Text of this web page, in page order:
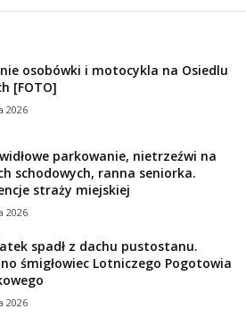
osobówki i motocykla na Osiedlu
[FOTO]
2026
parkowanie, nietrzeźwi na
schodowych, ranna seniorka.
straży miejskiej
2026
spadł z dachu pustostanu.
śmigłowiec Lotniczego Pogotowia
2026